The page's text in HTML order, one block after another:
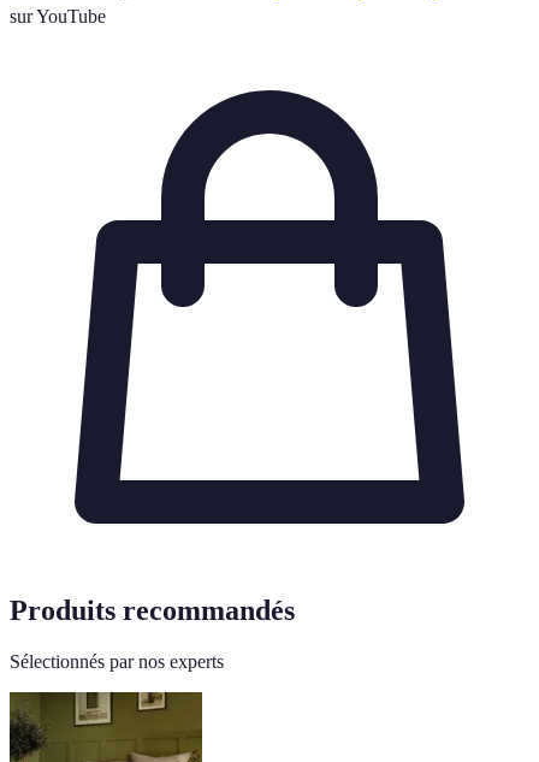
sur YouTube
Produits recommandés
Sélectionnés par nos experts